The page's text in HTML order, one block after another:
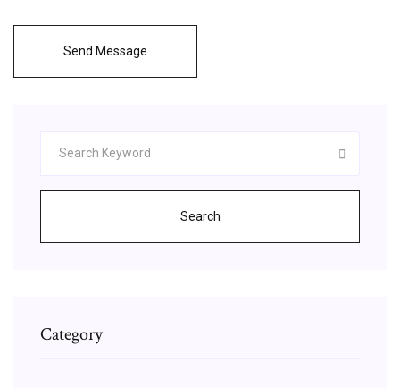
Send Message
Search
Category